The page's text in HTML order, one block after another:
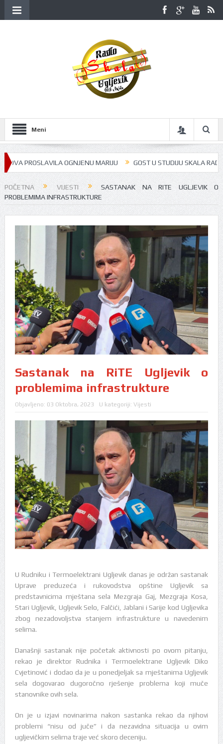
Meni
OGNJENU MARIJU GOST U STUDIJU SKALA RADIJA BILA
POČETNA VIJESTI
SASTANAK NA RITE UGLJEVIK O
PROBLEMIMA INFRASTRUKTURE
Sastanak na RiTE Ugljevik o
problemima infrastrukture
Objavljeno: 03 Oktobra, 2023 U kategoriji: Vijesti
U Rudniku i Termoelektrani Ugljevik danas je održan sastanak
Uprave preduzeća i rukovodstva opštine Ugljevik sa
predstavnicima mještana sela Mezgraja Gaj, Mezgraja Kosa,
Stari Ugljevik, Ugljevik Selo, Falčići, Jablani i Sarije kod Ugljevika
zbog nezadovoljstva stanjem infrastrukture u navedenim
selima.
Današnji sastanak nije početak aktivnosti po ovom pitanju,
rekao je direktor Rudnika i Termoelektrane Ugljevik Diko
Cvjetinović i dodao da je u ponedjeljak sa mještanima Ugljevik
sela dogovarao dugoročno rješenje problema koji muče
stanovnike ovih sela.
On je u izjavi novinarima nakon sastanka rekao da njihovi
problemi “nisu od juče” i da nezavidna situacija u ovim
ugljevičkim selima traje već skoro deceniju.